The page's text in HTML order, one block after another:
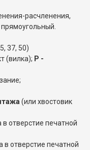
расчленения,
37, 50)
(вилка); Р -
(или хвостовик
отверстие печатной
в отверстие печатной